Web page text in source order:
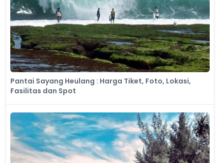
Pantai Sayang Heulang : Harga Tiket, Foto, Lokasi,
Fasilitas dan Spot